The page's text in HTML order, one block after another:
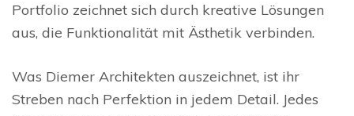
Portfolio zeichnet sich durch kreative Lösungen
aus, die Funktionalität mit Ästhetik verbinden.
Was Diemer Architekten auszeichnet, ist ihr
Streben nach Perfektion in jedem Detail. Jedes